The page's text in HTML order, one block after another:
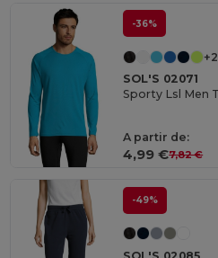
-36%
+2
SOL'S 02071
A partir de:
4,99 €7,82 €
-49%